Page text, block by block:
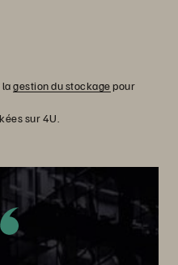
gestion du stockagepour
sur 4U.